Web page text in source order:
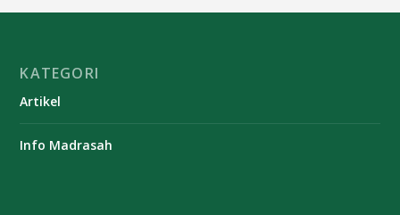
KATEGORI
Artikel
Info Madrasah